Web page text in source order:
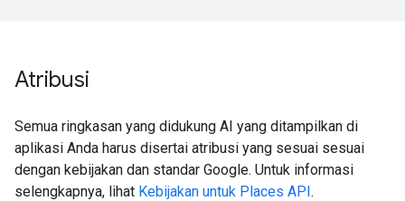
Atribusi
Semua ringkasan yang didukung AI yang ditampilkan di
aplikasi Anda harus disertai atribusi yang sesuai sesuai
dengan kebijakan dan standar Google. Untuk informasi
selengkapnya, lihat Kebijakan untuk Places API.